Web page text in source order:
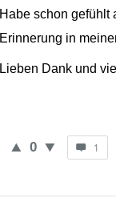
Habe schon gefühlt
Erinnerung in
Lieben Dank und
0 1